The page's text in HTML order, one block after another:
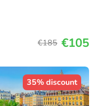
€185 €105
35% discount